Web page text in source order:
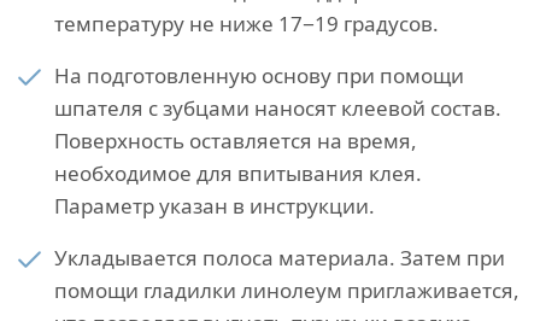
температуру не ниже 17−19 градусов.
На подготовленную основу при помощи
шпателя с зубцами наносят клеевой состав.
Поверхность оставляется на время,
необходимое для впитывания клея.
Параметр указан в инструкции.
Укладывается полоса материала. Затем при
помощи гладилки линолеум приглаживается,